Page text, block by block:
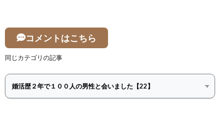
コメントはこちら
同じカテゴリの記事